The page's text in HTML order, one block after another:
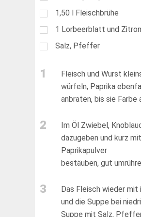
1,50 l Fleischbrühe
1 Lorbeerblatt und
Salz, Pfeffer
1
Fleisch und Wurst
würfeln, Paprika
anbraten, bis sie Farbe
2
Im Öl Zwiebel,
dazugeben und kurz
Paprikapulver
bestäuben, gut
3
Das Fleisch wieder
und die Suppe bei
Suppe mit Salz,